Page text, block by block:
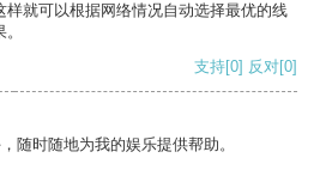
就可以根据网络情况自动选择最优的线
支持[0] 反对[0]
随时随地为我的娱乐提供帮助。